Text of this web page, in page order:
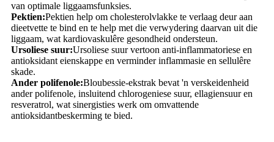
van optimale liggaamsfunksies.
Pektien:Pektien help om cholesterolvlakke te verlaag deur aan
dieetvette te bind en te help met die verwydering daarvan uit die
liggaam, wat kardiovaskulêre gesondheid ondersteun.
Ursoliese suur:Ursoliese suur vertoon anti-inflammatoriese en
antioksidant eienskappe en verminder inflammasie en sellulêre
skade.
Ander polifenole:Bloubessie-ekstrak bevat 'n verskeidenheid
ander polifenole, insluitend chlorogeniese suur, ellagiensuur en
resveratrol, wat sinergisties werk om omvattende
antioksidantbeskerming te bied.